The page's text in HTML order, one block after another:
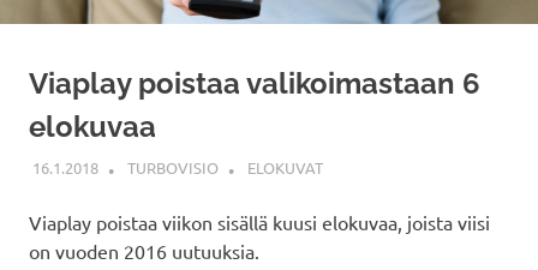
Viaplay poistaa valikoimastaan 6
elokuvaa
16.1.2018 TURBOVISIO ELOKUVAT
Viaplay poistaa viikon sisällä kuusi elokuvaa, joista viisi
on vuoden 2016 uutuuksia.